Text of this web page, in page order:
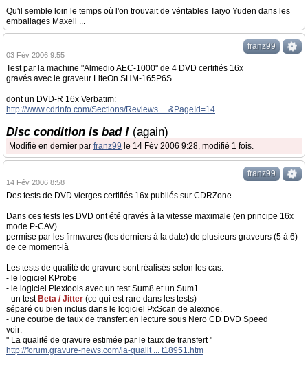
Qu'il semble loin le temps où l'on trouvait de véritables Taiyo Yuden dans les
emballages Maxell ...
franz99
03 Fév 2006 9:55
Test par la machine "Almedio AEC-1000" de 4 DVD certifiés 16x
gravés avec le graveur LiteOn SHM-165P6S
dont un DVD-R 16x Verbatim:
http://www.cdrinfo.com/Sections/Reviews ... &PageId=14
Disc condition is bad ! (again)
Modifié en dernier par franz99 le 14 Fév 2006 9:28, modifié 1 fois.
franz99
14 Fév 2006 8:58
Des tests de DVD vierges certifiés 16x publiés sur CDRZone.
Dans ces tests les DVD ont été gravés à la vitesse maximale (en principe 16x
mode P-CAV)
permise par les firmwares (les derniers à la date) de plusieurs graveurs (5 à 6)
de ce moment-là
Les tests de qualité de gravure sont réalisés selon les cas:
- le logiciel KProbe
- le logiciel Plextools avec un test Sum8 et un Sum1
- un test Beta / Jitter (ce qui est rare dans les tests)
séparé ou bien inclus dans le logiciel PxScan de alexnoe.
- une courbe de taux de transfert en lecture sous Nero CD DVD Speed
voir:
" La qualité de gravure estimée par le taux de transfert "
http://forum.gravure-news.com/la-qualit ... t18951.htm